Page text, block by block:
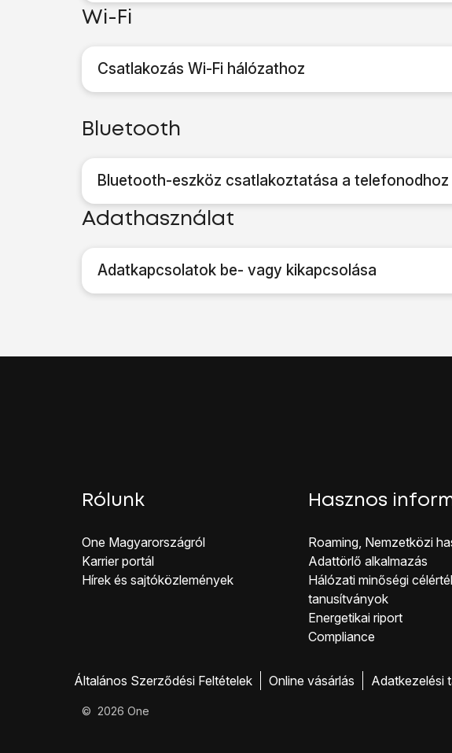
Wi-Fi
Csatlakozás Wi-Fi hálózathoz
Bluetooth
Bluetooth-eszköz csatlakoztatása a telefonodhoz
Adathasználat
Adatkapcsolatok be- vagy kikapcsolása
Rólunk
One Magyar országról
Karrier portál
Hírek és sajtóközlemények
Hasznos
Roaming, Nemzetközi
Adattörlő alkalmazás
Hálózati minőségi célérté
tanusítványok
Energetikai riport
Co mpliance
Általános Szerződési Feltételek Online vásárlás Adatkezelési
© 2026 One